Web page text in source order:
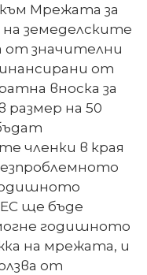
Мрежата за
земеделските
от значителни
от
вноска за
размер на 50
членки в края
ще бъде
годишното
на мрежата, и
от